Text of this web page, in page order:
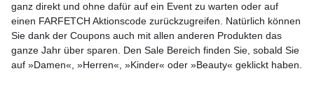
ganz direkt und ohne dafür auf ein Event zu warten oder auf
einen FARFETCH Aktionscode zurückzugreifen. Natürlich können
Sie dank der Coupons auch mit allen anderen Produkten das
ganze Jahr über sparen. Den Sale Bereich finden Sie, sobald Sie
auf »Damen«, »Herren«, »Kinder« oder »Beauty« geklickt haben.